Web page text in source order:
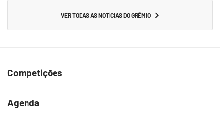
VER TODAS AS NOTÍCIAS DO GRÊMIO
Competições
Agenda